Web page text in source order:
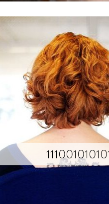
même forme.
Xavier Brisoux a travaillé